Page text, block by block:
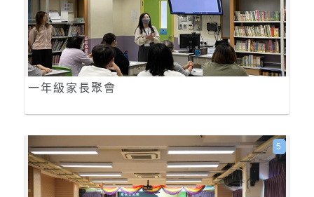
一年級家長聚會
5